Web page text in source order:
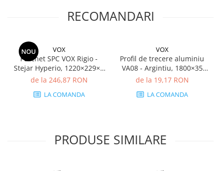
RECOMANDARI
NOU VOX
Parchet SPC VOX Rigio -
Stejar Hyperio, 1220×229×5
mm, antiderapant R9, 2.23
de la 246,87 RON
LA COMANDA
VOX
Profil de trecere aluminiu
VA08 - Argintiu, 1800×35
mm, premium
de la 19,17 RON
LA COMANDA
PRODUSE SIMILARE